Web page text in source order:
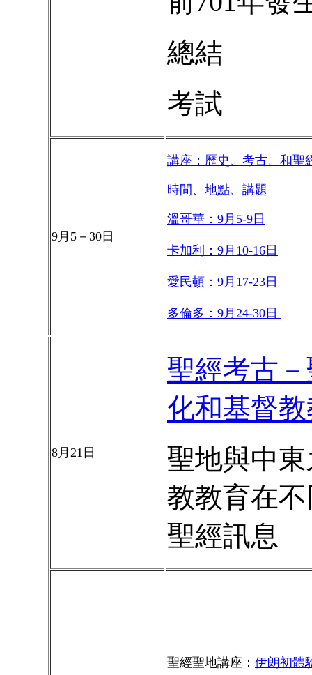
總結
考試
9月 5－30 日
講座：歷史、考古、和聖
時間、地點、講題
溫哥華： 9月 5-9 日
卡加利： 9月 10-16 日
愛民頓： 9月 17-23 日
多倫多： 9月 24-30 日
8月 21 日
聖經考古
化和基督
聖地與中
教教育在
聖經訊息
聖經聖地講座： 伊朗初體